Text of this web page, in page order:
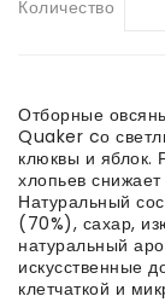
Количество
Отборные
Quaker cо
клюквы и яблок.
хлопьев снижает
Натуральный
(70%), сахар,
натуральный
искусственные
клетчаткой и